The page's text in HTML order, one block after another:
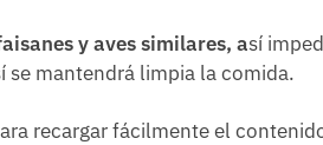
y aves similares, así
se mantendrá limpia la comida.
recargar fácilmente el